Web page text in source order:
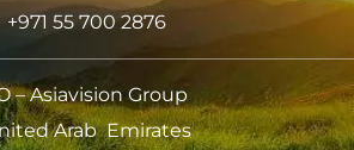
+971 55 700 2876
– Asiavision Group
Arab Emirates